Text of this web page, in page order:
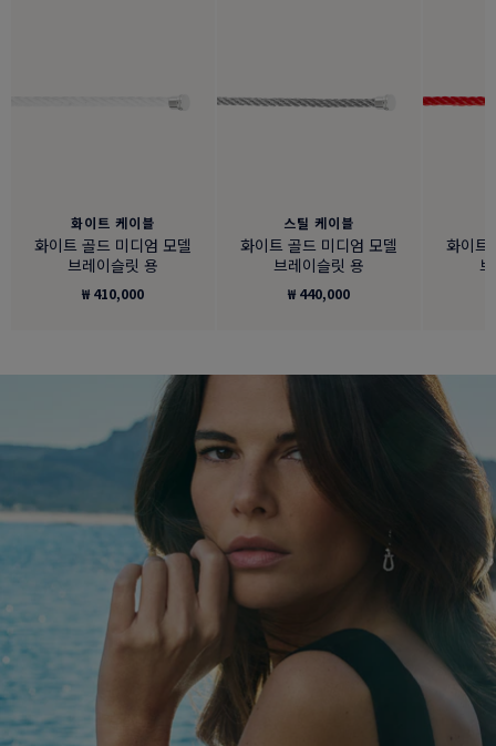
화이트 케이블
화이트 골드 미디엄 모델
브레이슬릿 용
₩ 410,000
스틸 케이블
화이트 골드 미디엄 모델
브레이슬릿 용
₩ 440,000
화이트